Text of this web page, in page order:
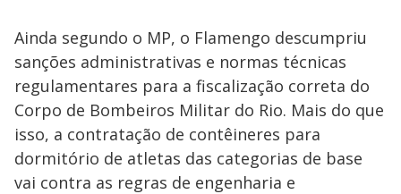
Ainda segundo o MP, o Flamengo descumpriu
sanções administrativas e normas técnicas
regulamentares para a fiscalização correta do
Corpo de Bombeiros Militar do Rio. Mais do que
isso, a contratação de contêineres para
dormitório de atletas das categorias de base
vai contra as regras de engenharia e